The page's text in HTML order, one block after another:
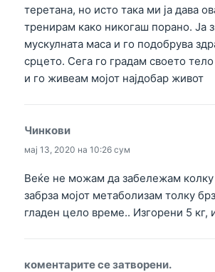
теретана, но исто така ми ја дава
тренирам како никогаш порано. Ја
мускулната маса и го подобрува
срцето. Сега го градам своето
и го живеам мојот најдобар живот
Чинкови
мај 13, 2020 на 10:26 сум
Веќе не можам да забележам колку
забрза мојот метаболизам толку
гладен цело време.. Изгорени 5 кг,
коментарите се затворени.